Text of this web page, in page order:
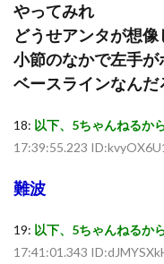
やってみれ
どうせアンタが想像
小節のなかで左手
ベースラインなんだ
18: 以下、5ちゃんねるか
17:39:55.223
難波
19: 以下、5ちゃんねるか
17:41:01.343